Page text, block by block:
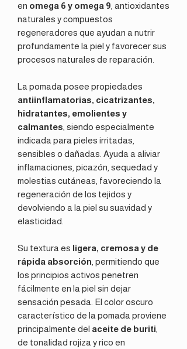
en omega 6 y omega 9, antioxidantes
naturales y compuestos
regeneradores que ayudan a nutrir
profundamente la piel y favorecer sus
procesos naturales de reparación.
La pomada posee propiedades
antiinflamatorias, cicatrizantes,
hidratantes, emolientes y
calmantes, siendo especialmente
indicada para pieles irritadas,
sensibles o dañadas. Ayuda a aliviar
inflamaciones, picazón, sequedad y
molestias cutáneas, favoreciendo la
regeneración de los tejidos y
devolviendo a la piel su suavidad y
elasticidad.
Su textura es ligera, cremosa y de
rápida absorción, permitiendo que
los principios activos penetren
fácilmente en la piel sin dejar
sensación pesada. El color oscuro
característico de la pomada proviene
principalmente del aceite de buriti,
de tonalidad rojiza y rico en